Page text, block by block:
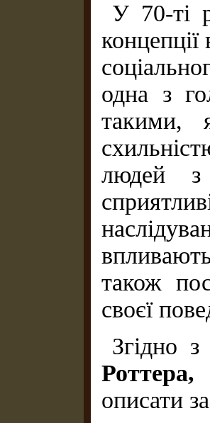
У 70-ті
концепції
одна з
такими,
людей з
також
своєї
Згідно
описати